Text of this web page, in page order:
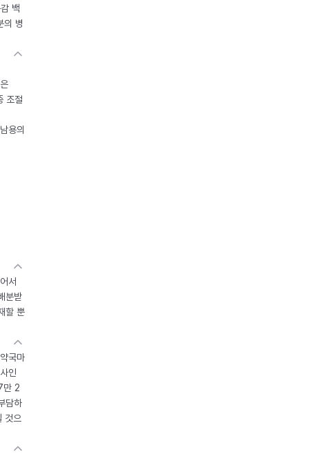
백
의 병
조절
용의
서
분받
할 뿐
국마
인
만 2
담하
것으